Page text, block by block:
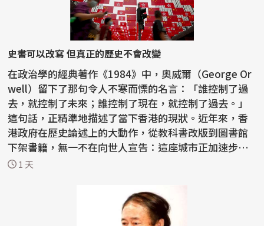
史書可以改寫 但真正的歷史不會改變
在政治學的經典著作《1984》中，奧威爾（George Or
well）留下了那句令人不寒而慄的名言：「誰控制了過
去，就控制了未來；誰控制了現在，就控制了過去。」
這句話，正精準地描述了當下香港的現狀。近年來，香
港政府在歷史論述上的大動作，從教科書改版到圖書館
下架書籍，無一不在向世人宣告：這座城市正加速步入
一種由...
1 天